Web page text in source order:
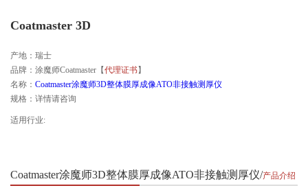
Coatmaster 3D
产地：瑞士
品牌：涂魔师Coatmaster【代理证书】
名称： Coatmaster涂魔师3D整体膜厚成像ATO非接触测厚仪
规格：详情请咨询
适用行业:
Coatmaster涂魔师3D整体膜厚成像ATO非接触测厚仪 产品介绍